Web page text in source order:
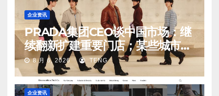
企业资讯
PRADA集团CEO谈中国市场：继
续翻新扩建重要门店；某些城市的
第二、第三店不再有价值
8 月 6, 2026 TENG
企业资讯